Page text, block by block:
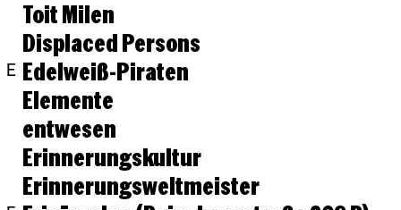
Toit Milen
Displaced Persons
E Edelweiß-Piraten
Elemente
entwesen
Erinnerungskultur
Erinnerungsweltmeister